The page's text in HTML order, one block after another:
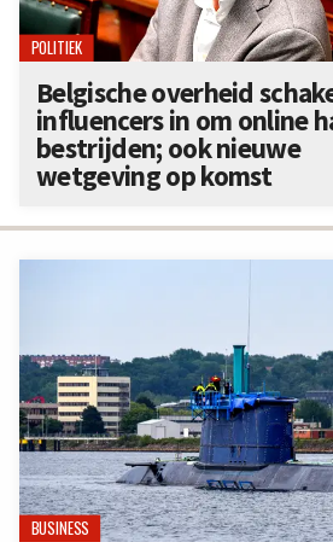
BUSINESS
POLITIEK
Belgische overheid
influencers in om online
bestrijden; ook nieuwe
wetgeving op komst